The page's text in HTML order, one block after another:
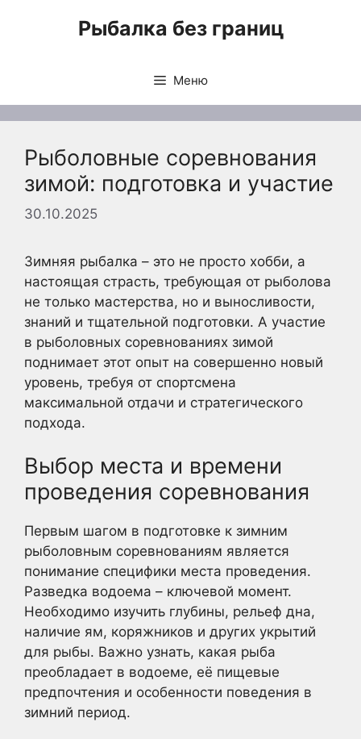
Рыбалка без границ
Меню
Рыболовные соревнования
зимой: подготовка и участие
30.10.2025
Зимняя рыбалка – это не просто хобби, а
настоящая страсть, требующая от рыболова
не только мастерства, но и выносливости,
знаний и тщательной подготовки. А участие
в рыболовных соревнованиях зимой
поднимает этот опыт на совершенно новый
уровень, требуя от спортсмена
максимальной отдачи и стратегического
подхода.
Выбор места и времени
проведения соревнования
Первым шагом в подготовке к зимним
рыболовным соревнованиям является
понимание специфики места проведения.
Разведка водоема – ключевой момент.
Необходимо изучить глубины, рельеф дна,
наличие ям, коряжников и других укрытий
для рыбы. Важно узнать, какая рыба
преобладает в водоеме, её пищевые
предпочтения и особенности поведения в
зимний период.